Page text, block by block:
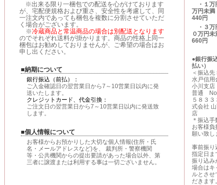
※出来る限り一梱包での配送を心がけております
が、宅配便規格および重さ、安全性を考慮して、同
一注文内であっても梱包を複数に分割させていただ
く場合がございます。
※冷蔵商品と常温商品の場合は別配送となります
のでそれぞれ送料が掛かります。商品の性格上同一
梱包はお勧めしておりませんが、ご希望の場合はお
申し出ください。
■納期について
銀行振込（前払）：
ご入金確認日の翌営業日から7～10営業日以内に発
送いたします。
クレジットカード、代金引換：
ご注文日の翌営業日から7～10営業日以内に発送致
します。
■個人情報について
お客様からお預かりした大切な個人情報(住所・氏
名・メールアドレスなど)を、 裁判所・警察機関
等・公共機関からの提出要請があった場合以外、第
三者に譲渡または利用する事は一切ございません。
・１万
万円
440円
・３万
０万円
660円
●銀行振
払い）
＜振込
水戸信
小川支
普通
５８３３
式会社
店
＊振込手
お客様負
願い致し
事前振り
指定日ま
振り込み
場合はキ
ルとさせ
だきます